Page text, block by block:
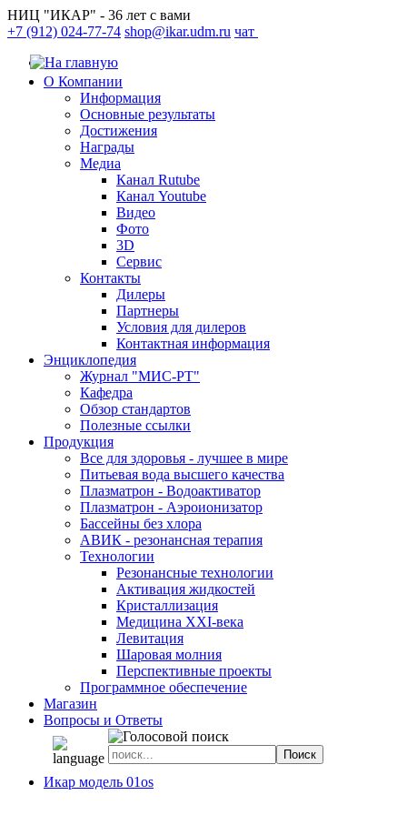
НИЦ "ИКАР" - 36 лет с вами
+7 (912) 024-77-74 shop@ikar.udm.ru чат
О Компании
Информация
Основные результаты
Достижения
Награды
Медиа
Канал Rutube
Канал Youtube
Видео
Фото
3D
Сервис
Контакты
Дилеры
Партнеры
Условия для дилеров
Контактная информация
Энциклопедия
Журнал "МИС-РТ"
Кафедра
Обзор стандартов
Полезные ссылки
Продукция
Все для здоровья - лучшее в мире
Питьевая вода высшего качества
Плазматрон - Водоактиватор
Плазматрон - Аэроионизатор
Бассейны без хлора
АВИК - резонансная терапия
Технологии
Резонансные технологии
Активация жидкостей
Кристаллизация
Медицина XXI-века
Левитация
Шаровая молния
Перспективные проекты
Программное обеспечение
Магазин
Вопросы и Ответы
Икар модель 01os